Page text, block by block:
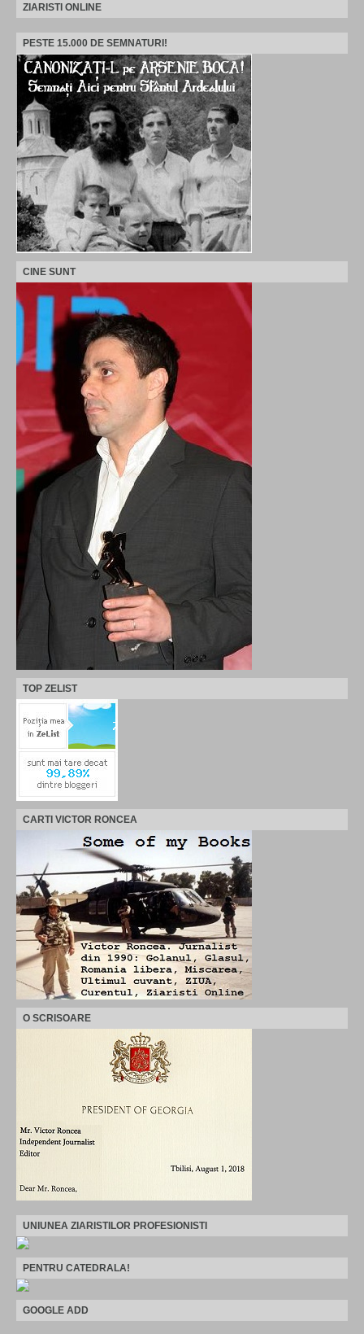
ZIARISTI ONLINE
PESTE 15.000 DE SEMNATURI!
CINE SUNT
TOP ZELIST
CARTI VICTOR RONCEA
O SCRISOARE
UNIUNEA ZIARISTILOR PROFESIONISTI
PENTRU CATEDRALA!
GOOGLE ADD